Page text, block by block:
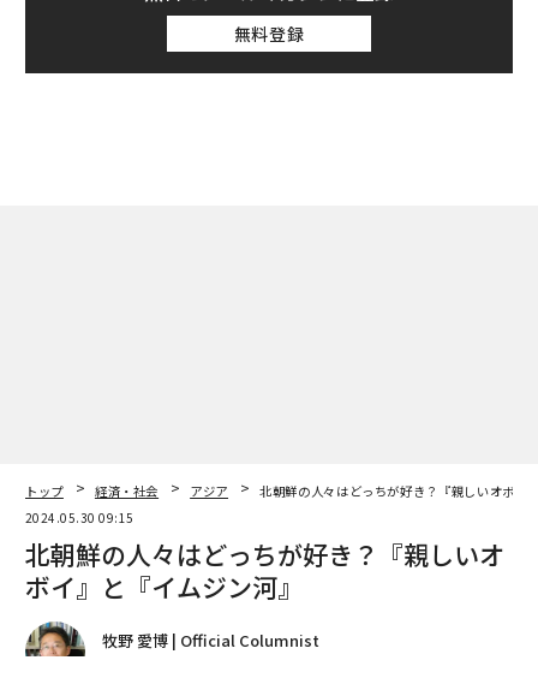
無料登録
トップ 経済・社会 アジア
北朝鮮の人々はどっちが好き？『親しいオボイ
2024.05.30 09:15
北朝鮮の人々はどっちが好き？『親しいオ
ボイ』と『イムジン河』
牧野 愛博 | Official Columnist